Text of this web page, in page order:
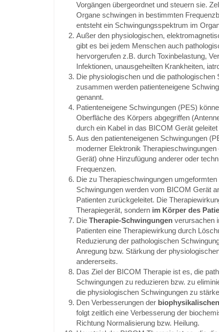
Vorgängen übergeordnet und steuern sie.
Organe schwingen in bestimmten
entsteht ein Schwingungsspektrum im
Außer den physiologischen,
gibt es bei jedem Menschen auch
hervorgerufen z.B. durch Toxinbelastung,
Infektionen, unausgeheilten Krankheiten,
Die physiologischen und die pathologischen
zusammen werden patienteneigene
genannt.
Patienteneigene Schwingungen (PES)
Oberfläche des Körpers abgegriffen
durch ein Kabel in das BICOM Gerät
Aus den patienteneigenen Schwingungen
moderner Elektronik
Gerät) ohne Hinzufügung anderer oder
Frequenzen.
Die zu Therapieschwingungen umgeformten
Schwingungen werden vom BICOM Gerät
Patienten zurückgeleitet. Die
Therapiegerät, sondern im Körper des
Die Therapie-Schwingungen verursachen
Patienten eine Therapiewirkung durch
Reduzierung der pathologischen
Anregung bzw. Stärkung der
andererseits.
Das Ziel der BICOM Therapie ist es, die
Schwingungen zu reduzieren bzw. zu
die physiologischen Schwingungen zu
Den Verbesserungen der
folgt zeitlich eine Verbesserung der
Richtung Normalisierung bzw. Heilung.